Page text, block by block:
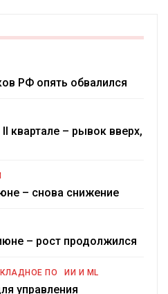
РФ опять обвалился
квартале – рывок вверх,
– снова снижение
– рост продолжился
ПО ИИ И ML
управления